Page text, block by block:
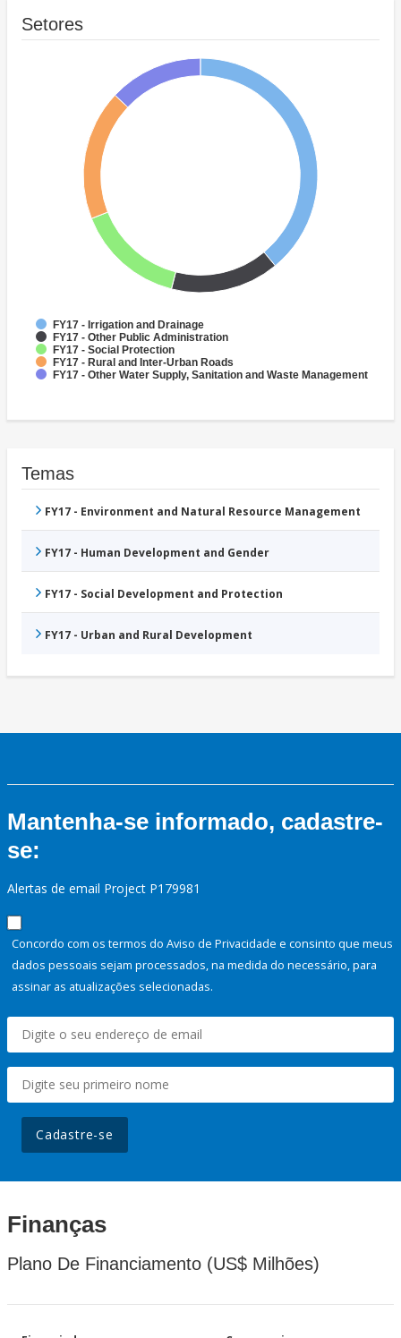
Setores
FY17 - Irrigation and Drainage
FY17 - Other Public Administration
FY17 - Social Protection
FY17 - Rural and Inter-Urban Roads
FY17 - Other Water Supply, Sanitation and Waste Management
Temas
FY17 - Environment and Natural Resource Management
FY17 - Human Development and Gender
FY17 - Social Development and Protection
FY17 - Urban and Rural Development
Mantenha-se informado, cadastre-
se:
Alertas de email Project P179981
Concordo com os termos do Aviso de Privacidade e consinto que meus
dados pessoais sejam processados, na medida do necessário, para
assinar as atualizações selecionadas.
Cadastre-se
Finanças
Plano De Financiamento (US$ Milhões)